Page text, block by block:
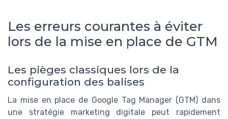
Les erreurs courantes à éviter
lors de la mise en place de GTM
Les pièges classiques lors de la
configuration des balises
La mise en place de Google Tag Manager (GTM) dans
une stratégie marketing digitale peut rapidement